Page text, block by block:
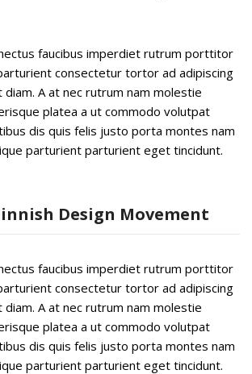
faucibus imperdiet rutrum porttitor
consectetur tortor ad adipiscing
A at nec rutrum nam molestie
platea a ut commodo volutpat
dis quis felis justo porta montes nam
parturient parturient eget tincidunt.
Design Movement
faucibus imperdiet rutrum porttitor
consectetur tortor ad adipiscing
A at nec rutrum nam molestie
platea a ut commodo volutpat
dis quis felis justo porta montes nam
parturient parturient eget tincidunt.